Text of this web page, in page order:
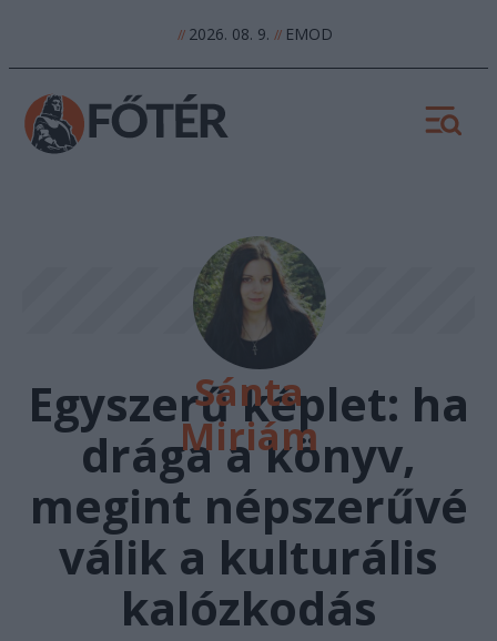
//2026. 08. 9. //EMOD
Sánta
Miriám
Egyszerű képlet: ha
drága a könyv,
megint népszerűvé
válik a kulturális
kalózkodás